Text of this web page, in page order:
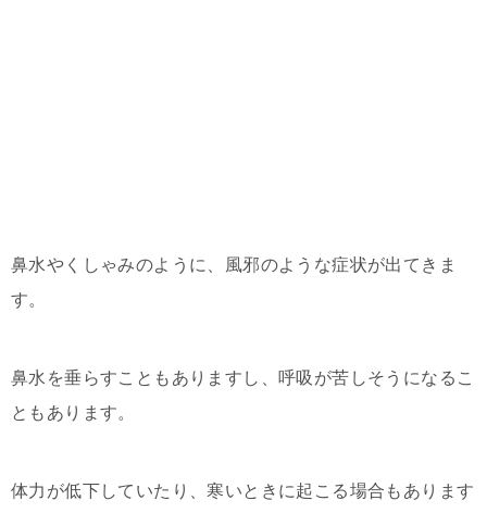
鼻水やくしゃみのように、風邪のような症状が出てきま
す。
鼻水を垂らすこともありますし、呼吸が苦しそうになるこ
ともあります。
体力が低下していたり、寒いときに起こる場合もあります